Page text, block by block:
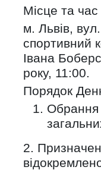
Місце та
м. Львів,
спортивний
Івана
року, 11:00.
Порядок
Обрання
2.